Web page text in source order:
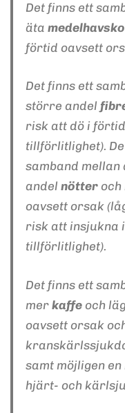
Det finns ett
äta
förtid oavsett
Det finns ett
större andel
risk att dö i
tillförlitlighet).
samband
andel nötteroch
oavsett orsak
risk att insjukna
tillförlitlighet).
Det finns ett
mer kaffeoch
oavsett orsak
samt möjligen
hjärt- och